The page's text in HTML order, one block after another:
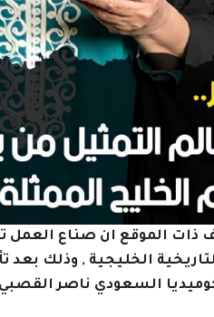
ذات الموقع ان صناع العمل
الخليجية , وذلك
السعودي ناصر